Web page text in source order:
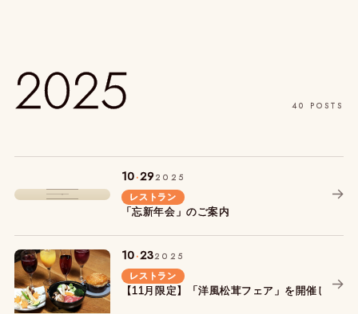
2025 40 POSTS
10.292025
レストラン
「忘新年会」のご案内
10.232025
レストラン
【11月限定】「洋風松茸フェア」を開催します